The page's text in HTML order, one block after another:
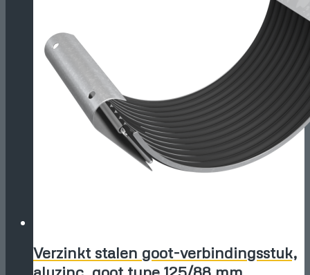
Verzinkt stalen goot-verbindingsstuk,